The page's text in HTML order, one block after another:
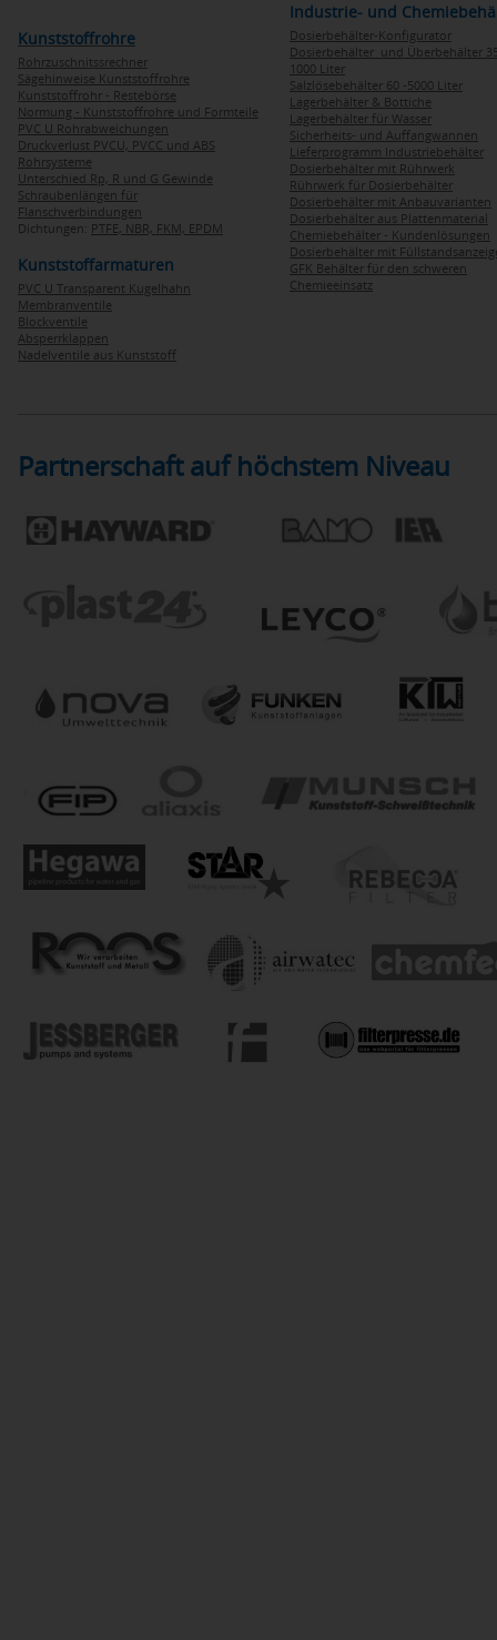
Kunststoffrohre
Rohrzuschnitssrechner
Sägehinweise Kunststoffrohre
Kunststoffrohr - Restebörse
Normung - Kunststoffrohre und Formteile
PVC U Rohrabweichungen
Druckverlust PVCU, PVCC und ABS
Rohrsysteme
Unterschied Rp, R und G Gewinde
Schraubenlängen für
Flanschverbindungen
Dichtungen: PTFE, NBR, FKM, EPDM
Kunststoffarmaturen
PVC U Transparent Kugelhahn
Membranventile
Blockventile
Absperrklappen
Nadelventile aus Kunststoff
Industrie- und
Dosierbehälter-Konfigurator
Dosierbehälter und Überbehälter
1000 Liter
Salzlösebehälter 60 -5000 Liter
Lagerbehälter & Bottiche
Lagerbehälter für Wasser
Sicherheits- und Auffangwannen
Lieferprogramm Industriebehälter
Dosierbehälter mit Rührwerk
Rührwerk für Dosierbehälter
Dosierbehälter mit Anbauvarianten
Dosierbehälter aus Plattenmaterial
Chemiebehälter - Kundenlösungen
Dosierbehälter mit
GFK Behälter für den schweren
Chemieeinsatz
Partnerschaft auf höchstem Niveau